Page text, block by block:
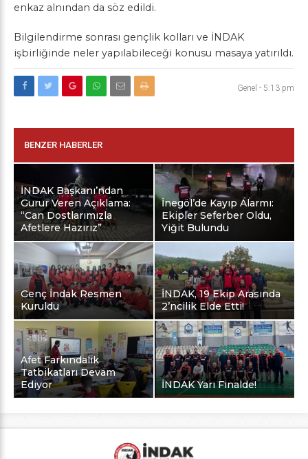
enkaz alnından da söz edildi.
Bilgilendirme sonrası gençlik kolları ve İNDAK
işbirliğinde neler yapılabileceği konusu masaya yatırıldı.
Genel - 5:13 pm
BENZER HABERLER
İNDAK Başkanı’ndan
Gurur Veren Açıklama:
“Can Dostlarımızla
Afetlere Hazırız”
İnegöl’de Kayıp Alarmı:
Ekipler Seferber Oldu,
Yiğit Bulundu
Genç İndak Resmen
Kuruldu
İNDAK, 19 Ekip Arasında
2’ncilik Elde Etti!
Afet Farkındalık
Tatbikatları Devam
Ediyor
İNDAK Yarı Finalde!